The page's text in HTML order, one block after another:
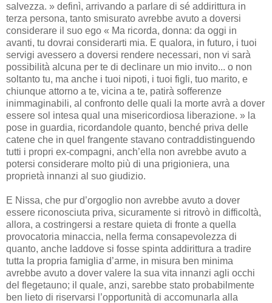
salvezza. » definì, arrivando a parlare di sé addirittura in
terza persona, tanto smisurato avrebbe avuto a doversi
considerare il suo ego « Ma ricorda, donna: da oggi in
avanti, tu dovrai considerarti mia. E qualora, in futuro, i tuoi
servigi avessero a doversi rendere necessari, non vi sarà
possibilità alcuna per te di declinare un mio invito... o non
soltanto tu, ma anche i tuoi nipoti, i tuoi figli, tuo marito, e
chiunque attorno a te, vicina a te, patirà sofferenze
inimmaginabili, al confronto delle quali la morte avrà a dover
essere sol intesa qual una misericordiosa liberazione. » la
pose in guardia, ricordandole quanto, benché priva delle
catene che in quel frangente stavano contraddistinguendo
tutti i propri ex-compagni, anch’ella non avrebbe avuto a
potersi considerare molto più di una prigioniera, una
proprietà innanzi al suo giudizio.
E Nissa, che pur d’orgoglio non avrebbe avuto a dover
essere riconosciuta priva, sicuramente si ritrovò in difficoltà,
allora, a costringersi a restare quieta di fronte a quella
provocatoria minaccia, nella ferma consapevolezza di
quanto, anche laddove si fosse spinta addirittura a tradire
tutta la propria famiglia d’arme, in misura ben minima
avrebbe avuto a dover valere la sua vita innanzi agli occhi
del flegetauno; il quale, anzi, sarebbe stato probabilmente
ben lieto di riservarsi l’opportunità di accomunarla alla